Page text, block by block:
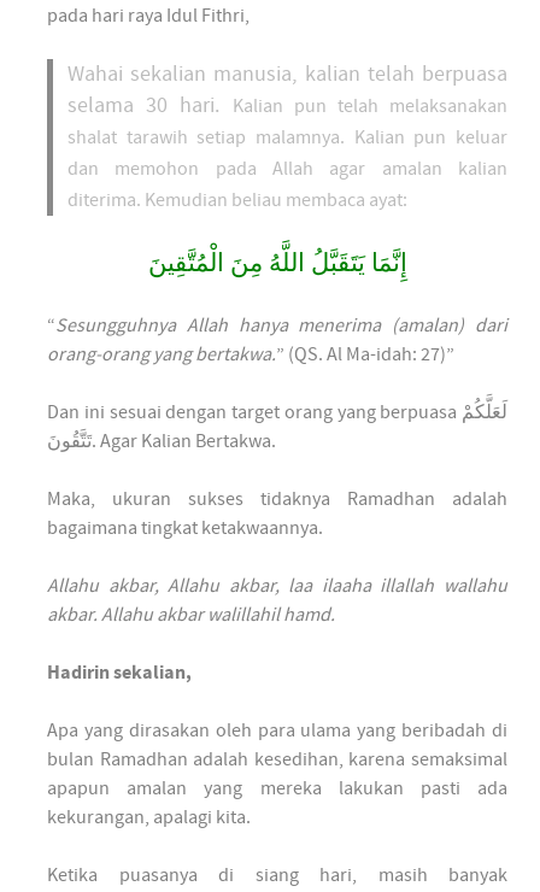
pada hari raya Idul Fithri,
Wahai sekalian manusia, kalian telah berpuasa
selama 30 hari.
Kalian pun telah melaksanakan
shalat tarawih setiap malamnya.
Kalian pun keluar
dan memohon pada Allah agar amalan kalian
diterima. Kemudian beliau membaca ayat:
إِنَّمَا يَتَقَبَّلُ اللَّهُ مِنَ الْمُتَّقِينَ
“Sesungguhnya Allah hanya menerima (amalan) dari
orang-orang yang bertakwa.” (QS. Al Ma-idah: 27)”
Dan ini sesuai dengan target orang yang berpuasa لَعَلَّكُمْ
تَتَّقُونَ. Agar Kalian Bertakwa.
Maka, ukuran sukses tidaknya Ramadhan adalah
bagaimana tingkat ketakwaannya.
Allahu akbar, Allahu akbar, laa ilaaha illallah wallahu
akbar. Allahu akbar walillahil hamd.
Hadirin sekalian,
Apa yang dirasakan oleh para ulama yang beribadah di
bulan Ramadhan adalah kesedihan, karena semaksimal
apapun amalan yang mereka lakukan pasti ada
kekurangan, apalagi kita.
Ketika puasanya di siang hari, masih banyak